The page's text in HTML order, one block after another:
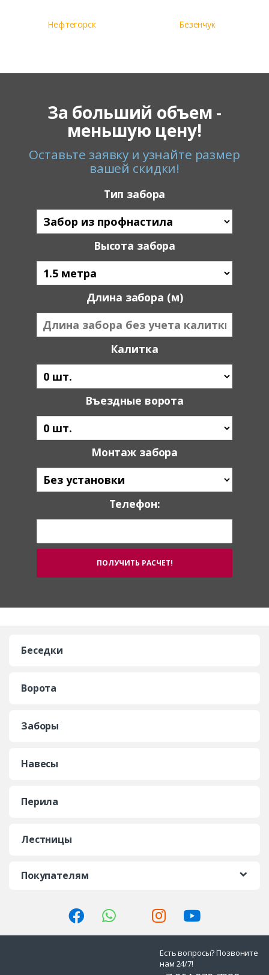
Нефтегорск Безенчук
За больший объем -
меньшую цену!
Оставьте заявку и узнайте размер
вашей скидки!
Тип забора
Высота забора
Длина забора (м)
Калитка
Въездные ворота
Монтаж забора
Телефон:
Беседки
Ворота
Заборы
Навесы
Перила
Лестницы
Покупателям
Есть вопросы? Позвоните
нам 24/7!